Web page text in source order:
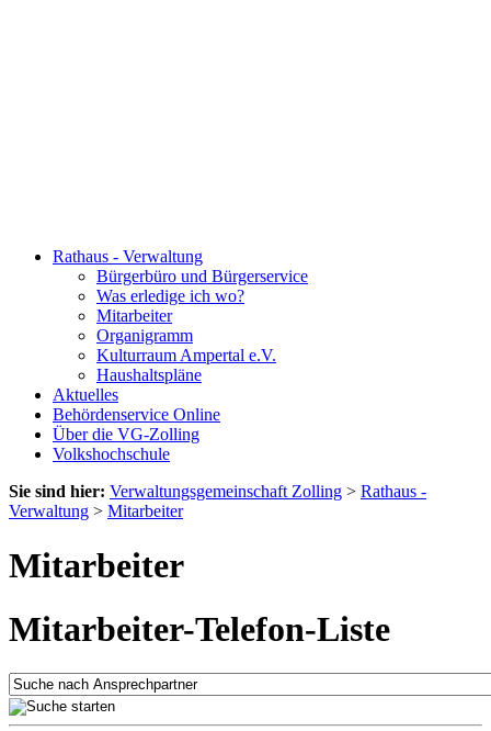
Rathaus - Verwaltung
Bürgerbüro und Bürgerservice
Was erledige ich wo?
Mitarbeiter
Organigramm
Kulturraum Ampertal e.V.
Haushaltspläne
Aktuelles
Behördenservice Online
Über die VG-Zolling
Volkshochschule
Sie sind hier: Verwaltungsgemeinschaft Zolling > Rathaus -
Verwaltung > Mitarbeiter
Mitarbeiter
Mitarbeiter-Telefon-Liste